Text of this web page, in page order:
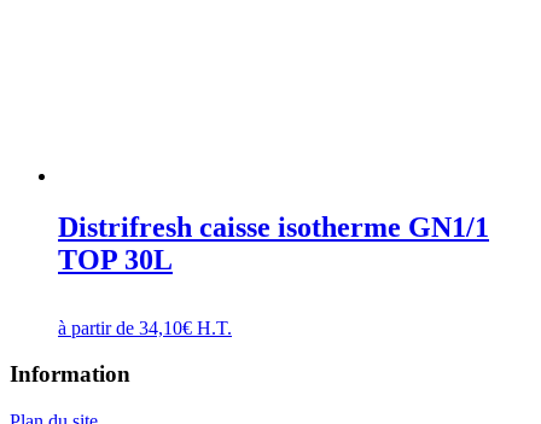
Distrifresh caisse isotherme GN1/1
TOP 30L
à partir de 34,10€ H.T.
Information